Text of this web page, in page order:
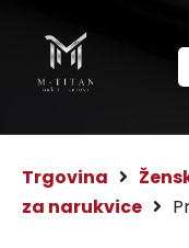
Trgovina
za narukvice